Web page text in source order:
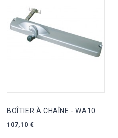
BOÎTIER À CHAÎNE - WA10
Prix
107,10 €